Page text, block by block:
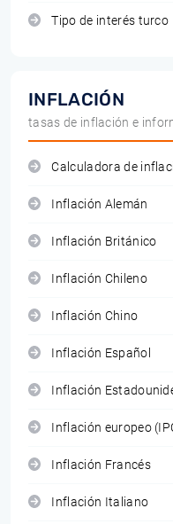
Tipo de interés turco
INFLACIÓN
tasas de inflación e
Calculadora de
Inflación Alemán
Inflación Británico
Inflación Chileno
Inflación Chino
Inflación Español
Inflación
Inflación europeo
Inflación Francés
Inflación Italiano